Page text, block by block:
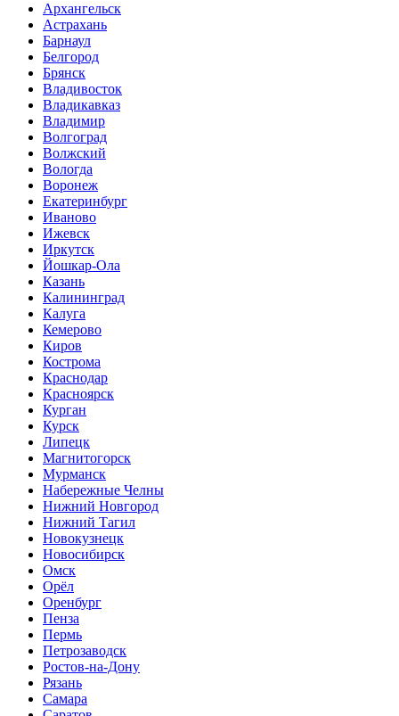
Архангельск
Астрахань
Барнаул
Белгород
Брянск
Владивосток
Владикавказ
Владимир
Волгоград
Волжский
Вологда
Воронеж
Екатеринбург
Иваново
Ижевск
Иркутск
Йошкар-Ола
Казань
Калининград
Калуга
Кемерово
Киров
Кострома
Краснодар
Красноярск
Курган
Курск
Липецк
Магнитогорск
Мурманск
Набережные Челны
Нижний Новгород
Нижний Тагил
Новокузнецк
Новосибирск
Омск
Орёл
Оренбург
Пенза
Пермь
Петрозаводск
Ростов-на-Дону
Рязань
Самара